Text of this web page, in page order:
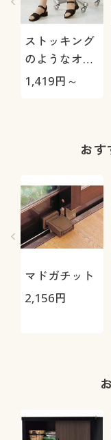
ストッキング
のようなオフ
ィスタイツ同
1,419円～
おす
マドガチット
2,156円